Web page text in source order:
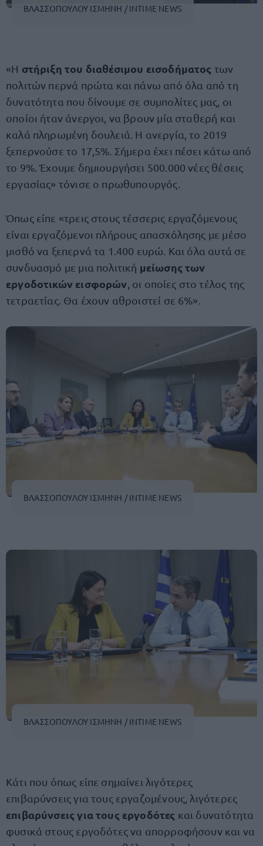
ΒΛΑΣΣΟΠΟΥΛΟΥ ΙΣΜΗΝΗ / INTIME NEWS
«Η στήριξη του διαθέσιμου εισοδήματος των
πολιτών περνά πρώτα και πάνω από όλα από τη
δυνατότητα που δίνουμε σε συμπολίτες μας, οι
οποίοι ήταν άνεργοι, να βρουν μία σταθερή και
καλά πληρωμένη δουλειά. Η ανεργία, το 2019
ξεπερνούσε το 17,5%. Σήμερα έχει πέσει κάτω από
το 9%. Έχουμε δημιουργήσει 500.000 νέες θέσεις
εργασίας» τόνισε ο πρωθυπουργός.
Όπως είπε «τρεις στους τέσσερις εργαζόμενους
είναι εργαζόμενοι πλήρους απασχόλησης με μέσο
μισθό να ξεπερνά τα 1.400 ευρώ. Και όλα αυτά σε
συνδυασμό με μια πολιτική μείωσης των
εργοδοτικών εισφορών, οι οποίες στο τέλος της
τετραετίας. Θα έχουν αθροιστεί σε 6%».
ΒΛΑΣΣΟΠΟΥΛΟΥ ΙΣΜΗΝΗ / INTIME NEWS
ΒΛΑΣΣΟΠΟΥΛΟΥ ΙΣΜΗΝΗ / INTIME NEWS
Κάτι που όπως είπε σημαίνει λιγότερες
επιβαρύνσεις για τους εργαζομένους, λιγότερες
επιβαρύνσεις για τους εργοδότες και δυνατότητα
φυσικά στους εργοδότες να απορροφήσουν και να